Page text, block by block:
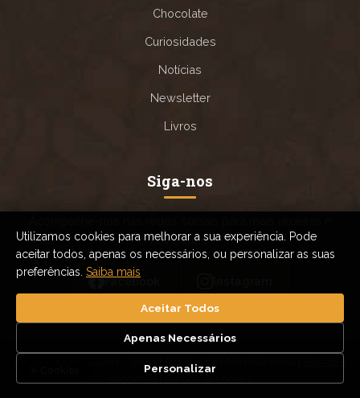
Chocolate
Curiosidades
Notícias
Newsletter
Livros
Siga-nos
novidades.
Facebook
© CAFE & CHOCOLATE - 2026 | Todos os direitos reservados |
Utilizamos cookies para melhorar a sua experiência. Pode
aceitar todos, apenas os necessários, ou personalizar as suas
preferências. Saiba mais
Aceitar Todos
Apenas Necessários
Personalizar